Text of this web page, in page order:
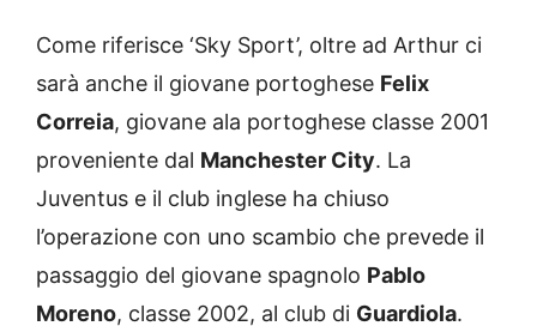
Come riferisce ‘Sky Sport’, oltre ad Arthur ci
sarà anche il giovane portoghese Felix
Correia, giovane ala portoghese classe 2001
proveniente dal Manchester City. La
Juventus e il club inglese ha chiuso
l’operazione con uno scambio che prevede il
passaggio del giovane spagnolo Pablo
Moreno, classe 2002, al club di Guardiola.